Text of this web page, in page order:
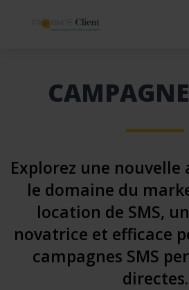
Explorez une nouvelle
le domaine du
location de SMS,
novatrice et efficace
campagnes SMS
directes.